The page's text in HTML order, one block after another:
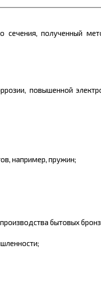
полученный
повышенной
например, пружин;
бытовых